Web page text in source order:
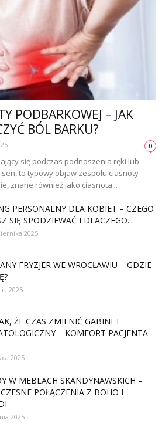
PODBARKOWEJ – JAK
BÓL BARKU?
0
się podczas podnoszenia ręki lub
to typowy objaw zespołu ciasnoty
znane również jako ciasnota...
PERSONALNY DLA KOBIET – CZEGO
SIĘ SPODZIEWAĆ I DLACZEGO...
2025
FRYZJER WE WROCŁAWIU – GDZIE
2025
ŻE CZAS ZMIENIĆ GABINET
– KOMFORT PACJENTA
2025
W MEBLACH SKANDYNAWSKICH –
POŁĄCZENIA Z BOHO I
2025